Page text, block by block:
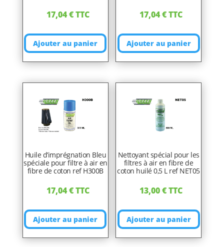
17,04€TTC
Ajouter au panier
17,04€TTC
Ajouter au panier
Huile d’imprégnation Bleu
spéciale pour filtre à air en
fibre de coton ref H300B
17,04€TTC
Ajouter au panier
Nettoyant spécial pour les
filtres à air en fibre de
coton huilé 0,5 L ref NET05
13,00€TTC
Ajouter au panier